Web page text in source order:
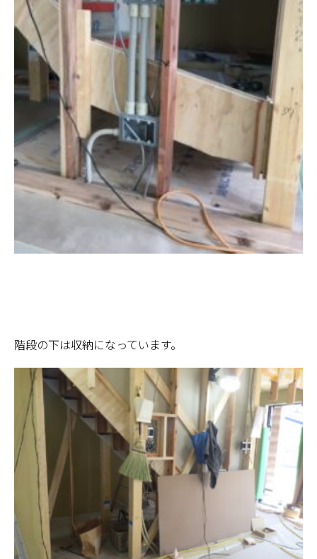
階段の下は収納になっています。